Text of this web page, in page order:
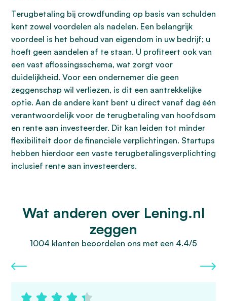
Terugbetaling bij crowdfunding op basis van schulden
kent zowel voordelen als nadelen. Een belangrijk
voordeel is het behoud van eigendom in uw bedrijf; u
hoeft geen aandelen af te staan. U profiteert ook van
een vast aflossingsschema, wat zorgt voor
duidelijkheid. Voor een ondernemer die geen
zeggenschap wil verliezen, is dit een aantrekkelijke
optie. Aan de andere kant bent u direct vanaf dag één
verantwoordelijk voor de terugbetaling van hoofdsom
en rente aan investeerder. Dit kan leiden tot minder
flexibiliteit door de financiële verplichtingen. Startups
hebben hierdoor een vaste terugbetalingsverplichting
inclusief rente aan investeerders.
Wat anderen over Lening.nl
zeggen
1004 klanten beoordelen ons met een 4.4/5